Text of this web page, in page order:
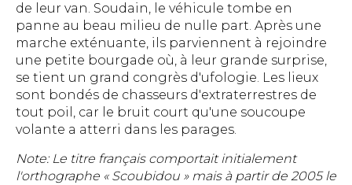
de leur van. Soudain, le véhicule tombe en
panne au beau milieu de nulle part. Après une
marche exténuante, ils parviennent à rejoindre
une petite bourgade où, à leur grande surprise,
se tient un grand congrès d'ufologie. Les lieux
sont bondés de chasseurs d'extraterrestres de
tout poil, car le bruit court qu'une soucoupe
volante a atterri dans les parages.
Note: Le titre français comportait initialement
l'orthographe « Scoubidou » mais à partir de 2005 le